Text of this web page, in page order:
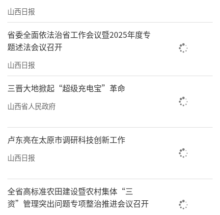
山西日报
省委全面依法治省工作会议暨2025年度专
题述法会议召开
山西日报
三晋大地掀起“超级充电宝”革命
山西省人民政府
卢东亮在太原市调研科技创新工作
山西日报
全省高标准农田建设暨农村集体“三
资”管理突出问题专项整治推进会议召开